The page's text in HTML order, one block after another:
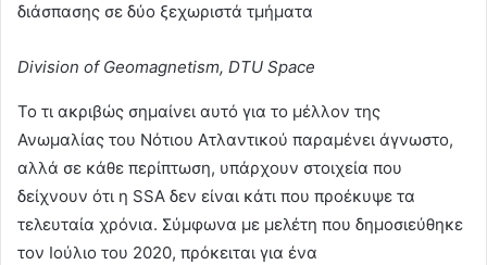
διάσπασης σε δύο ξεχωριστά τμήματα
Division of Geomagnetism, DTU Space
Το τι ακριβώς σημαίνει αυτό για το μέλλον της
Ανωμαλίας του Νότιου Ατλαντικού παραμένει άγνωστο,
αλλά σε κάθε περίπτωση, υπάρχουν στοιχεία που
δείχνουν ότι η SSA δεν είναι κάτι που προέκυψε τα
τελευταία χρόνια. Σύμφωνα με μελέτη που δημοσιεύθηκε
τον Ιούλιο του 2020, πρόκειται για ένα